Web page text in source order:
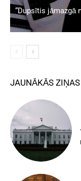
“Dupsītis jāmazgā
JAUNĀKĀS ZIŅAS